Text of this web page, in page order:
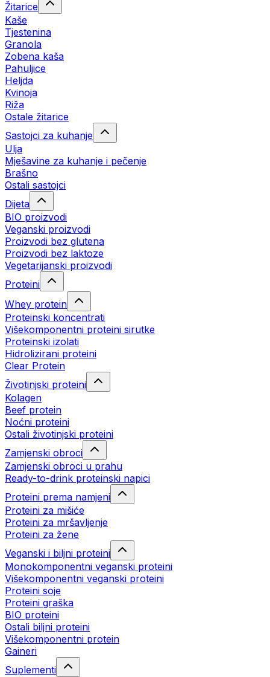
Žitarice
Kaše
Tjestenina
Granola
Zobena kaša
Pahuljice
Heljda
Kvinoja
Riža
Ostale žitarice
Sastojci za kuhanje
Ulja
Mješavine za kuhanje i pečenje
Brašno
Ostali sastojci
Dijeta
BIO proizvodi
Veganski proizvodi
Proizvodi bez glutena
Proizvodi bez laktoze
Vegetarijanski proizvodi
Proteini
Whey protein
Proteinski koncentrati
Višekomponentni proteini sirutke
Proteinski izolati
Hidrolizirani proteini
Clear Protein
Životinjski proteini
Kolagen
Beef protein
Noćni proteini
Ostali životinjski proteini
Zamjenski obroci
Zamjenski obroci u prahu
Ready-to-drink proteinski napici
Proteini prema namjeni
Proteini za mišiće
Proteini za mršavljenje
Proteini za žene
Veganski i biljni proteini
Monokomponentni veganski proteini
Višekomponentni veganski proteini
Proteini soje
Proteini graška
BIO proteini
Ostali biljni proteini
Višekomponentni protein
Gaineri
Suplementi